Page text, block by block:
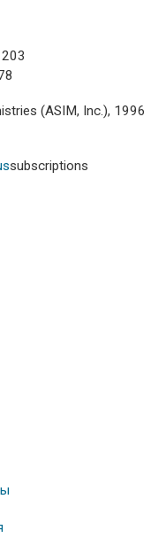
(ASIM, Inc.), 1996
subscriptions